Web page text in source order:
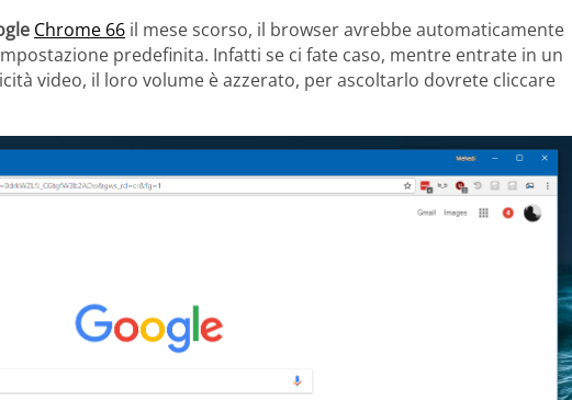
Chrome 66 il mese scorso, il browser avrebbe automaticamente
predefinita. Infatti se ci fate caso, mentre entrate in un
video, il loro volume è azzerato, per ascoltarlo dovrete cliccare